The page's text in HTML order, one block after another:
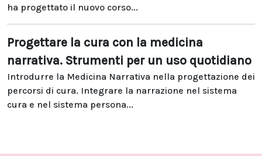
ha progettato il nuovo corso...
Progettare la cura con la medicina
narrativa. Strumenti per un uso quotidiano
Introdurre la Medicina Narrativa nella progettazione dei
percorsi di cura. Integrare la narrazione nel sistema
cura e nel sistema persona...